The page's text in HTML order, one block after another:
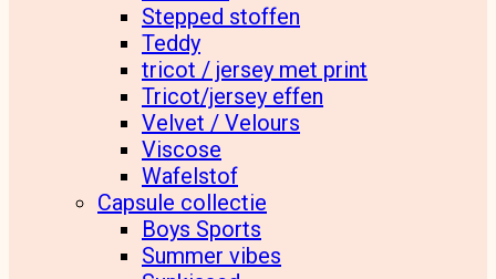
Stepped stoffen
Teddy
tricot / jersey met print
Tricot/jersey effen
Velvet / Velours
Viscose
Wafelstof
Capsule collectie
Boys Sports
Summer vibes